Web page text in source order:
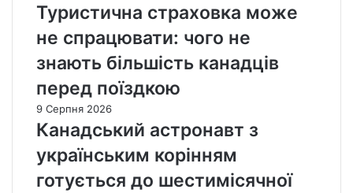
Туристична страховка може
не спрацювати: чого не
знають більшість канадців
перед поїздкою
9 Серпня 2026
Канадський астронавт з
українським корінням
готується до шестимісячної